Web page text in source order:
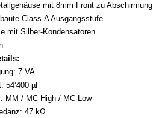
mit 8mm Front zu Abschirmung
Class-A Ausgangsstufe
mit Silber-Kondensatoren
7 VA
54’400 µF
MM / MC High / MC Low
47 kΩ